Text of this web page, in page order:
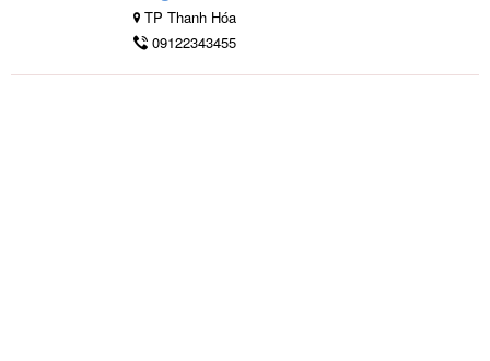
TP Thanh Hóa
09122343455